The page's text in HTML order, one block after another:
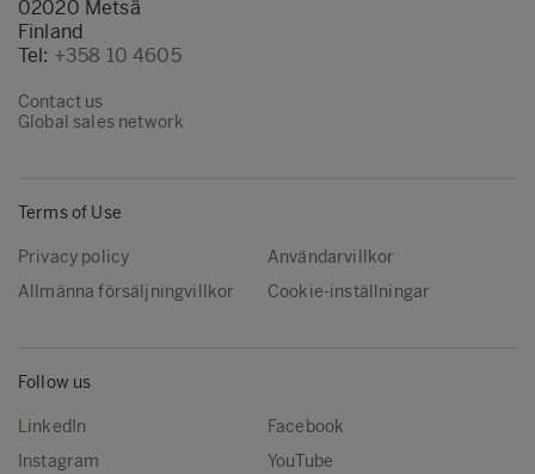
02020 Metsä
Finland
Tel: +358 10 4605
Contact us
Global sales network
Terms of Use
Privacy policy
Användarvillkor
Allmänna försäljningvillkor
Cookie-inställningar
Follow us
LinkedIn
Facebook
Instagram
YouTube